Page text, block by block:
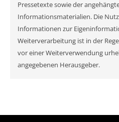
Pressetexte sowie der
Informationsmaterialien. Die
Informationen zur
Weiterverarbeitung ist in der
vor einer Weiterverwendung
angegebenen Herausgeber.